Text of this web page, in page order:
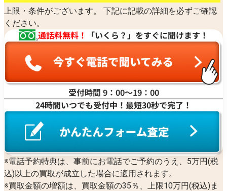
上限・条件がございます。 下記に記載の詳細を必ずご確認
ください。
通話料無料！ 「いくら？」をすぐに聞けます！
受付時間 9：00〜19：00
24時間いつでも受付中！最短30秒で完了！
※電話予約特典は、事前にお電話でご予約のうえ、5万円(税
込)以上の買取が成立した場合に適用されます。
※買取金額の増額は、買取金額の35％、上限10万円(税込)ま